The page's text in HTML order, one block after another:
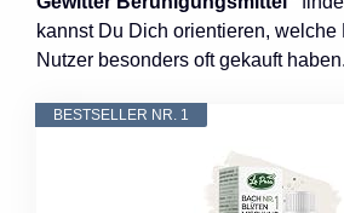
kannst Du Dich orientieren, welche
Nutzer besonders oft gekauft haben.
BESTSELLER NR. 1